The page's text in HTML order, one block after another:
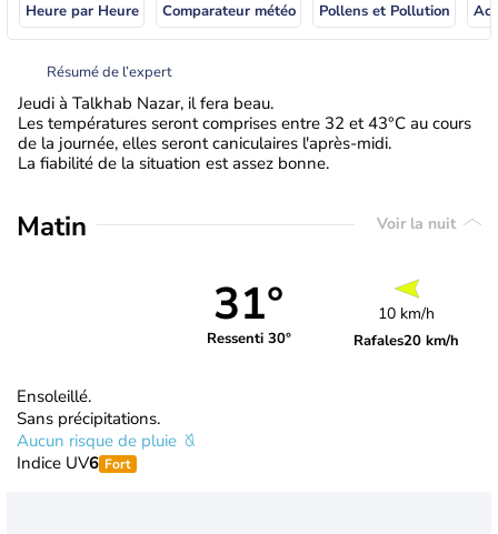
Heure par Heure Comparateur météo Pollens et Pollution
Résumé de l’expert
Jeudi à Talkhab Nazar, il fera beau.
Les températures seront comprises entre 32 et 43°C au cours
de la journée, elles seront caniculaires l'après-midi.
La fiabilité de la situation est assez bonne.
Matin Voir la nuit
31°
Ressenti 30°
10 km/h
Rafales20 km/h
Ensoleillé.
Sans précipitations.
Aucun risque de pluie
Indice UV6 Fort